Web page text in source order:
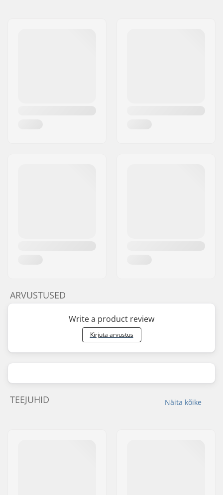
ARVUSTUSED
Write a product review
Kirjuta arvustus
Näita kõike
TEEJUHID